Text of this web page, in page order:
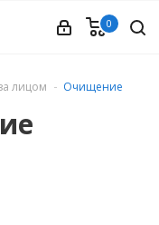
0
лицом Очищение